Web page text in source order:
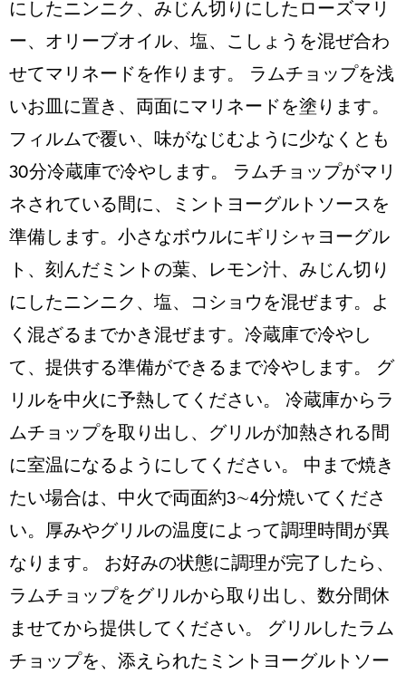
にしたニンニク、みじん切りにしたローズマリ
ー、オリーブオイル、塩、こしょうを混ぜ合わ
せてマリネードを作ります。 ラムチョップを浅
いお⽫に置き、両⾯にマリネードを塗ります。
フィルムで覆い、味がなじむように少なくとも
30分冷蔵庫で冷やします。 ラムチョップがマリ
ネされている間に、ミントヨーグルトソースを
準備します。⼩さなボウルにギリシャヨーグル
ト、刻んだミントの葉、レモン汁、みじん切り
にしたニンニク、塩、コショウを混ぜます。よ
く混ざるまでかき混ぜます。冷蔵庫で冷やし
て、提供する準備ができるまで冷やします。 グ
リルを中⽕に予熱してください。 冷蔵庫からラ
ムチョップを取り出し、グリルが加熱される間
に室温になるようにしてください。 中まで焼き
たい場合は、中⽕で両⾯約3∼4分焼いてくださ
い。厚みやグリルの温度によって調理時間が異
なります。 お好みの状態に調理が完了したら、
ラムチョップをグリルから取り出し、数分間休
ませてから提供してください。 グリルしたラム
チョップを、添えられたミントヨーグルトソー